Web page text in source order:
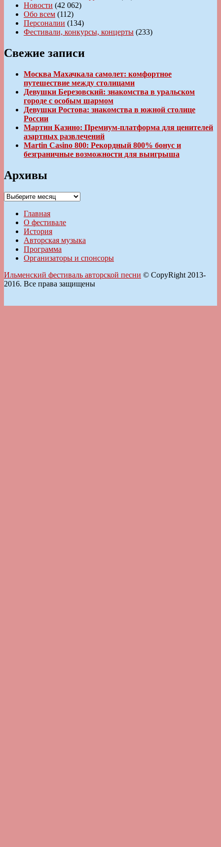
Новости (42 062)
Обо всем (112)
Персоналии (134)
Фестивали, конкурсы, концерты (233)
Свежие записи
Москва Махачкала самолет: комфортное
путешествие между столицами
Девушки Березовский: знакомства в уральском
городе с особым шармом
Девушки Ростова: знакомства в южной столице
России
Мартин Казино: Премиум-платформа для ценителей
азартных развлечений
Martin Casino 800: Рекордный 800% бонус и
безграничные возможности для выигрыша
Архивы
Архивы
Главная
О фестивале
История
Авторская музыка
Программа
Организаторы и спонсоры
Ильменский фестиваль авторской песни © CopyRight 2013-
2016. Все права защищены